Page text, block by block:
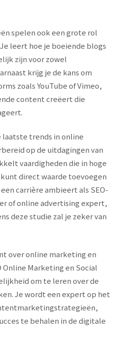
spelen ook een grote rol
leert hoe je boeiende blogs
zijn voor zowel
krijg je de kans om
zoals YouTube of Vimeo,
content creëert die
laatste trends in online
op de uitdagingen van
vaardigheden die in hoge
direct waarde toevoegen
carrière ambieert als SEO-
of online advertising expert,
deze studie zal je zeker van
over online marketing en
Marketing en Social
om te leren over de
Je wordt een expert op het
te behalen in de digitale